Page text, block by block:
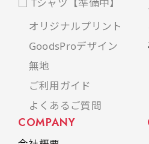
オリジナルプリント
GoodsProデザイン
無地
ご利用ガイド
よくあるご質問
COMPANY